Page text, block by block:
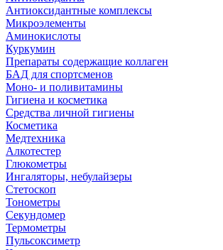
Антиоксидантные комплексы
Микроэлементы
Аминокислоты
Куркумин
Препараты содержащие коллаген
БАД для спортсменов
Моно- и поливитамины
Гигиена и косметика
Средства личной гигиены
Косметика
Медтехника
Алкотестер
Глюкометры
Ингаляторы, небулайзеры
Стетоскоп
Тонометры
Секундомер
Термометры
Пульсоксиметр